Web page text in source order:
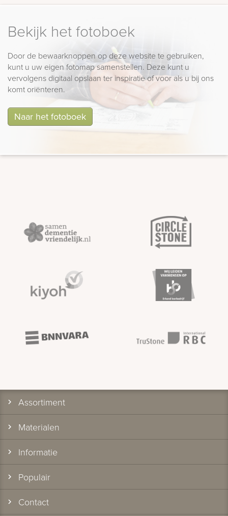
Bekijk het fotoboek
Door de bewaarknoppen op deze website te gebruiken,
kunt u uw eigen fotomap samenstellen. Deze kunt u
vervolgens digitaal opslaan ter inspiratie of voor als u bij ons
komt oriënteren.
Naar het fotoboek
Assortiment
Materialen
Informatie
Populair
Contact